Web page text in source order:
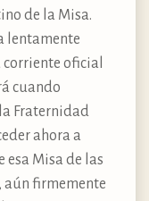
de la Misa.
lentamente
oficial
cuando
Fraternidad
ahora a
Misa de las
aún firmemente